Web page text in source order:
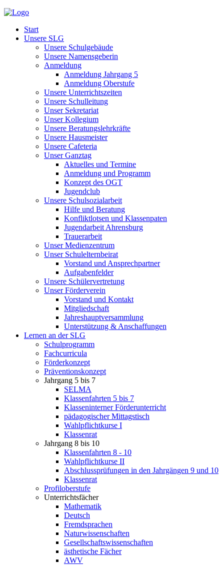
Start
Unsere SLG
Unsere Schulgebäude
Unsere Namensgeberin
Anmeldung
Anmeldung Jahrgang 5
Anmeldung Oberstufe
Unsere Unterrichtszeiten
Unsere Schulleitung
Unser Sekretariat
Unser Kollegium
Unsere Beratungslehrkräfte
Unsere Hausmeister
Unsere Cafeteria
Unser Ganztag
Aktuelles und Termine
Anmeldung und Programm
Konzept des OGT
Jugendclub
Unsere Schulsozialarbeit
Hilfe und Beratung
Konfliktlotsen und Klassenpaten
Jugendarbeit Ahrensburg
Trauerarbeit
Unser Medienzentrum
Unser Schulelternbeirat
Vorstand und Ansprechpartner
Aufgabenfelder
Unsere Schülervertretung
Unser Förderverein
Vorstand und Kontakt
Mitgliedschaft
Jahreshauptversammlung
Unterstützung & Anschaffungen
Lernen an der SLG
Schulprogramm
Fachcurricula
Förderkonzept
Präventionskonzept
Jahrgang 5 bis 7
SELMA
Klassenfahrten 5 bis 7
Klasseninterner Förderunterricht
pädagogischer Mittagstisch
Wahlpflichtkurse I
Klassenrat
Jahrgang 8 bis 10
Klassenfahrten 8 - 10
Wahlpflichtkurse II
Abschlussprüfungen in den Jahrgängen 9 und 10
Klassenrat
Profiloberstufe
Unterrichtsfächer
Mathematik
Deutsch
Fremdsprachen
Naturwissenschaften
Gesellschaftswissenschaften
ästhetische Fächer
AWV